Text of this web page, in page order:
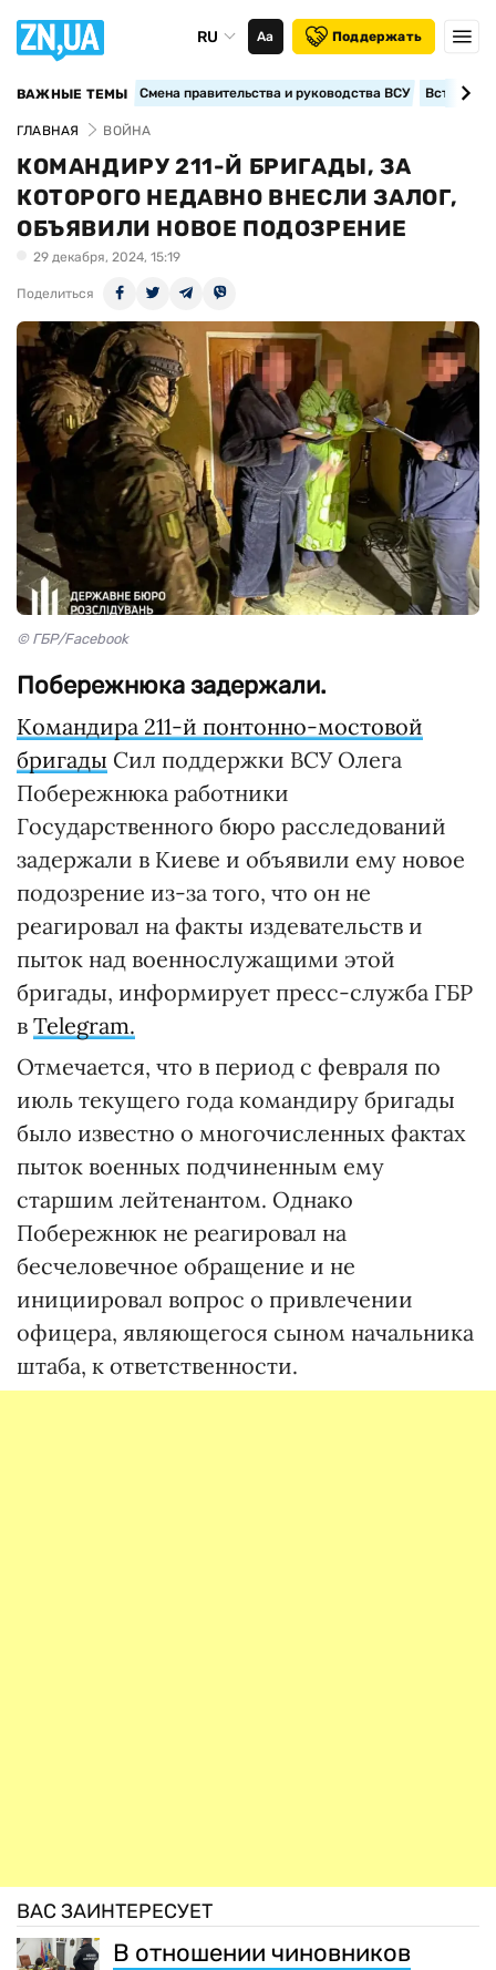
RU Аа Поддержать
ВАЖНЫЕ ТЕМЫ Смена правительства и руководства ВСУ
ГЛАВНАЯ ВОЙНА
КОМАНДИРУ 211-Й БРИГАДЫ, ЗА
КОТОРОГО НЕДАВНО ВНЕСЛИ ЗАЛОГ,
ОБЪЯВИЛИ НОВОЕ ПОДОЗРЕНИЕ
29 декабря, 2024, 15:19
Поделиться
© ГБР/Facebook
Побережнюка задержали.
Командира 211-й понтонно-мостовой
бригады Сил поддержки ВСУ Олега
Побережнюка работники
Государственного бюро расследований
задержали в Киеве и объявили ему новое
подозрение из-за того, что он не
реагировал на факты издевательств и
пыток над военнослужащими этой
бригады, информирует пресс-служба ГБР
в Telegram.
Отмечается, что в период с февраля по
июль текущего года командиру бригады
было известно о многочисленных фактах
пыток военных подчиненным ему
старшим лейтенантом. Однако
Побережнюк не реагировал на
бесчеловечное обращение и не
инициировал вопрос о привлечении
офицера, являющегося сыном начальника
штаба, к ответственности.
ВАС ЗАИНТЕРЕСУЕТ
В отношении чиновников